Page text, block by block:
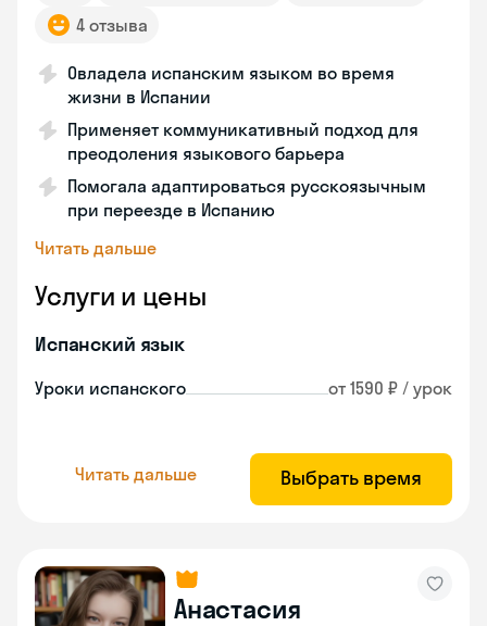
4 отзыва
Овладела испанским языком во время
жизни в Испании
Применяет коммуникативный подход для
преодоления языкового барьера
Помогала адаптироваться русскоязычным
при переезде в Испанию
Читать дальше
Услуги и цены
Испанский язык
Уроки испанского от 1590 ₽ / урок
Читать дальше Выбрать время
Анастасия